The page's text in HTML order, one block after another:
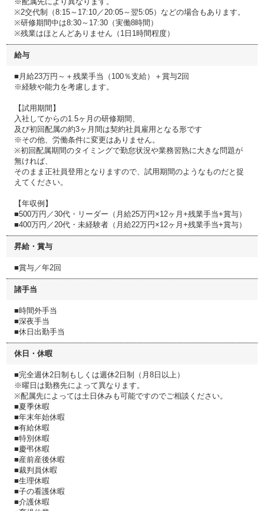
※2交代制（8:15～17:10／20:05～翌5:05）などの場合もあります。
※研修期間中は8:30～17:30（実働8時間）
※残業はほとんどありません（1日1時間程度）
給与
■月給23万円～＋残業手当（100％支給）＋賞与2回
※経験や能力を考慮します。
【試用期間】
入社してからの1.5ヶ月の研修期間、
及び初回配属の約3ヶ月間は契約社員雇用となる形です
※その他、労働条件に変更はありません。
※初回配属期間のタイミングで勤怠状況や業務習熟に大きな問題が
無ければ、
そのまま正社員登用となりますので、試用期間のようなものだと捉
えてください。
【年収例】
■500万円／30代・リーダー（月給25万円×12ヶ月+残業手当+賞与）
■400万円／20代・未経験者（月給22万円×12ヶ月+残業手当+賞与）
昇給・賞与
■賞与／年2回
諸手当
■時間外手当
■深夜手当
■休日出勤手当
休日・休暇
■完全週休2日制もしくは週休2日制（月8日以上）
※曜日は勤務先によって異なります。
※配属先によっては土日休みも可能ですのでご相談ください。
■夏季休暇
■年末年始休暇
■有給休暇
■特別休暇
■慶弔休暇
■産前産後休暇
■裁判員休暇
■生理休暇
■子の看護休暇
■介護休暇